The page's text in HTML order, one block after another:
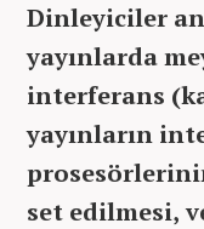
Dinleyiciler
yayınlarda
interferans
yayınların
set edilmesi,